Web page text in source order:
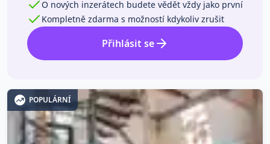
O nových inzerátech budete vědět vždy jako první
Kompletně zdarma s možností kdykoliv zrušit
Přihlásit se
POPULÁRNÍ